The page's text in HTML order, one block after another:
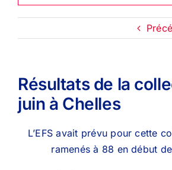
Résultats de la
juin à Chelles
L’EFS avait prévu pour cette
ramenés à 88 en début